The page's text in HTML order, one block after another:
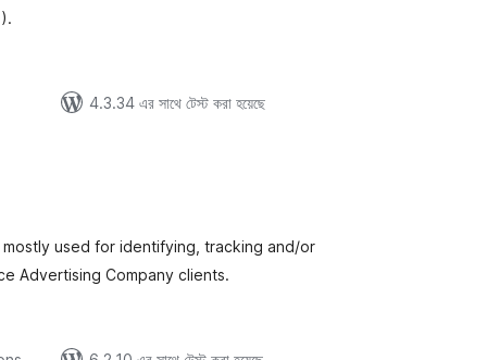
4.3.34 এর সাথে টেস্ট করা হয়েছে
used for identifying, tracking and/or
Advertising Company clients.